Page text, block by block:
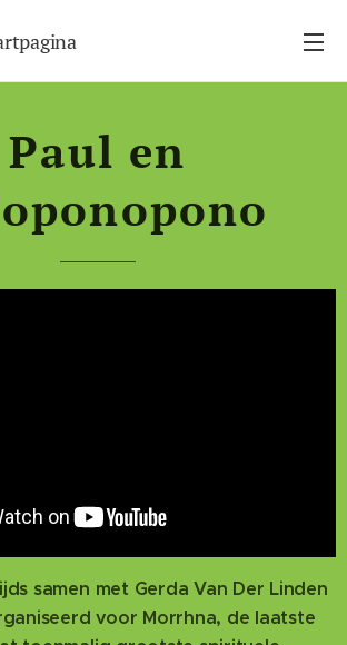
Paul en
samen met Gerda Van Der Linden
voor Morrhna, de laatste